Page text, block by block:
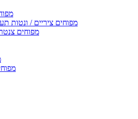
מפוחים ציריים / ונטות
מפוחים